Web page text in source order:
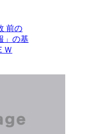
前の
」の基
Ｗ